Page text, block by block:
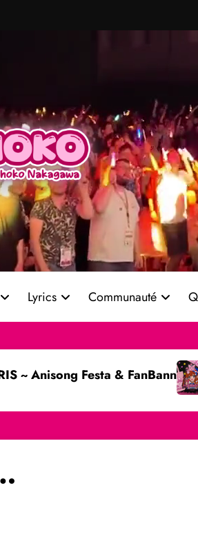
Lyrics Communauté
& FanBanner ! (Partie 1)
Les